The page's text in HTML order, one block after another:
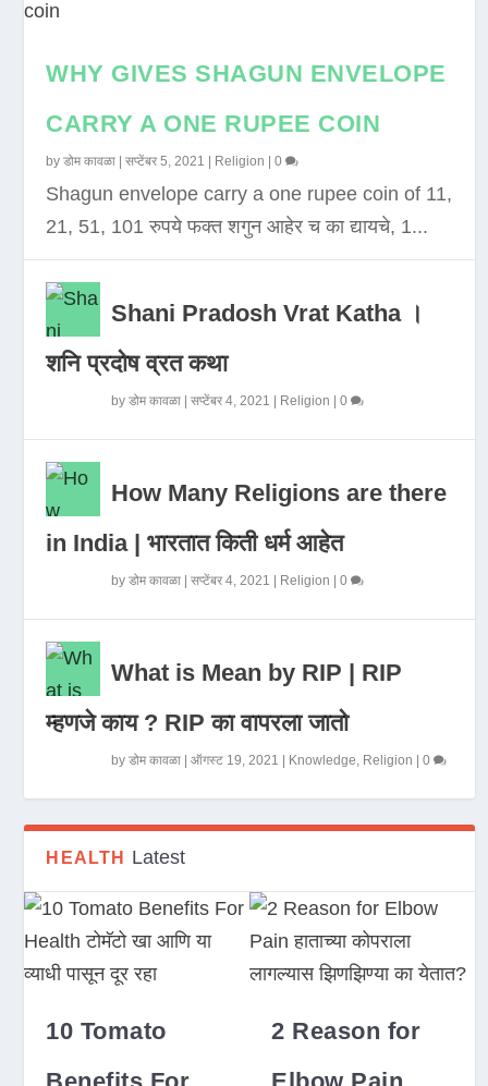
WHY GIVES SHAGUN ENVELOPE
CARRY A ONE RUPEE COIN
byडोम कावळा |सप्टेंबर 5, 2021 Religion |0
Shagun envelope carry a one rupee coin of 11,
21, 51, 101 रुपये फक्त शगुन आहेर च का द्यायचे, 1...
Shani Pradosh Vrat Katha ।
शनि प्रदोष व्रत कथा
byडोम कावळा |सप्टेंबर 4, 2021 Religion |0
How Many Religions are there
in India | भारतात किती धर्म आहेत
byडोम कावळा |सप्टेंबर 4, 2021 Religion |0
What is Mean by RIP | RIP
म्हणजे काय ? RIP का वापरला जातो
byडोम कावळा |ऑगस्ट 19, 2021 Knowledge, Religion |0
HEALTH Latest
10 Tomato
2 Reason for